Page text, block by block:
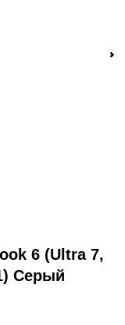
6 (Ultra 7,
Серый